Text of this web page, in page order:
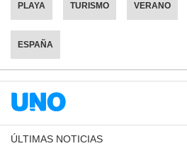
PLAYA TURISMO VERANO
ESPAÑA
ÚLTIMAS NOTICIAS